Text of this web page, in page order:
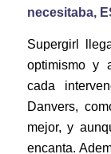
necesitaba,
Supergirl
optimismo y
cada
Danvers,
mejor, y
encanta.